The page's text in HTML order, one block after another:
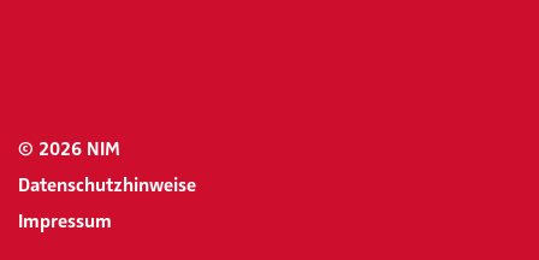
© 2026 NIM
Datenschutzhinweise
Impressum